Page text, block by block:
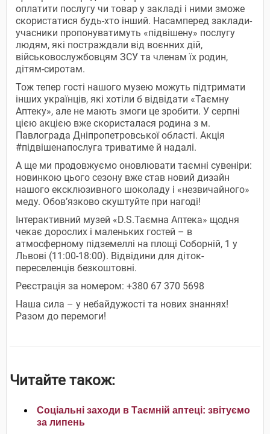
оплатити послугу чи товар у закладі і ними зможе
скористатися будь-хто інший. Насамперед заклади-
учасники пропонуватимуть «підвішену» послугу
людям, які постраждали від воєнних дій,
військовослужбовцям ЗСУ та членам їх родин,
дітям-сиротам.
Тож тепер гості нашого музею можуть підтримати
інших українців, які хотіли б відвідати «Таємну
Аптеку», але не мають змоги це зробити. У серпні
цією акцією вже скористалася родина з м.
Павлограда Дніпропетровської області. Акція
#підвішенапослуга триватиме й надалі.
А ще ми продовжуємо оновлювати таємні сувеніри:
новинкою цього сезону вже став новий дизайн
нашого ексклюзивного шоколаду і «незвичайного»
меду. Обов’язково скуштуйте при нагоді!
Інтерактивний музей «D.S.Таємна Аптека» щодня
чекає дорослих і маленьких гостей – в
атмосферному підземеллі на площі Соборній, 1 у
Львові (11:00-18:00). Відвідини для діток-
переселенців безкоштовні.
Реєстрація за номером: +380 67 370 5698
Наша сила – у небайдужості та нових знаннях!
Разом до перемоги!
Читайте також:
Соціальні заходи в Таємній аптеці: звітуємо
за липень